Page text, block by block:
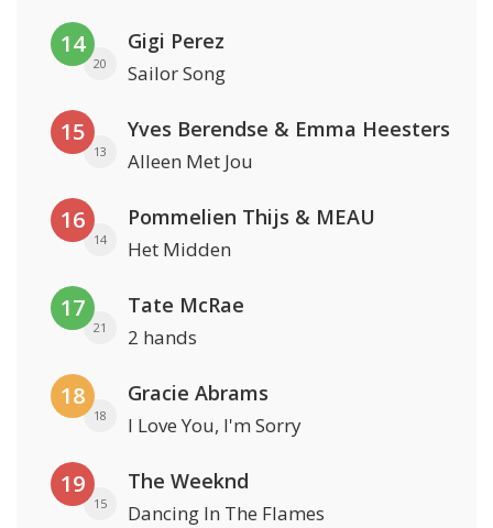
14
20
Gigi Perez
Sailor Song
15
13
Yves Berendse & Emma Heesters
Alleen Met Jou
16
14
Pommelien Thijs & MEAU
Het Midden
17
21
Tate McRae
2 hands
18
18
Gracie Abrams
I Love You, I'm Sorry
19
15
The Weeknd
Dancing In The Flames